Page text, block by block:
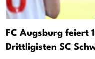
FC Augsburg feiert
Drittligisten SC